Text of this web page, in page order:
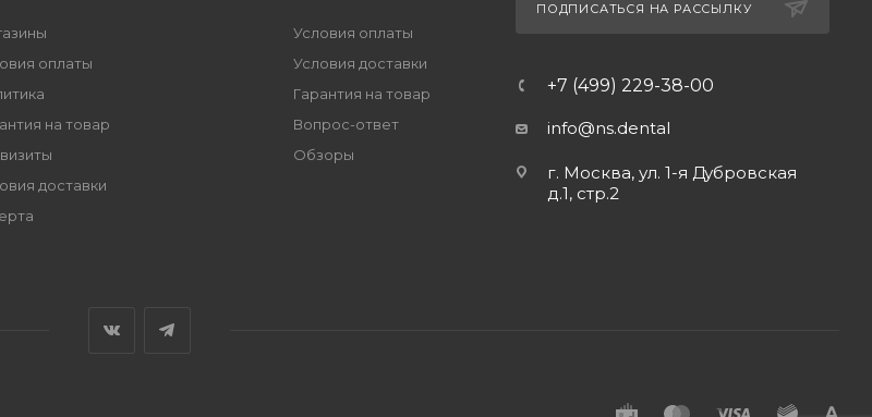
оплаты
на товар
доставки
Условия оплаты
Условия доставки
Гарантия на товар
Вопрос-ответ
Обзоры
ПОДПИСАТЬСЯ НА РАССЫЛКУ
+7 (499) 229-38-00
info@ns.dental
г. Москва, ул. 1-я Дубровская
д.1, стр.2